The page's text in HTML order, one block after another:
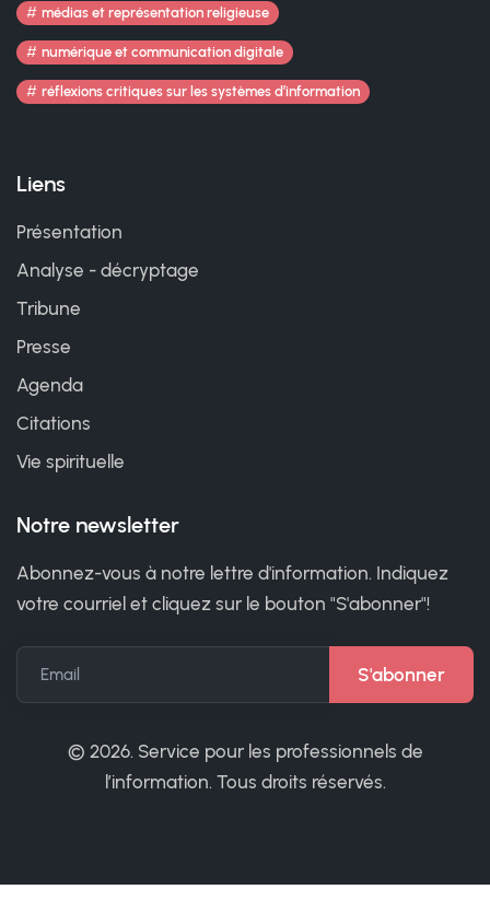
médias et représentation religieuse
numérique et communication digitale
réflexions critiques sur les systèmes d’information
Liens
Présentation
Analyse - décryptage
Tribune
Presse
Agenda
Citations
Vie spirituelle
Notre newsletter
Abonnez-vous à notre lettre d'information. Indiquez
votre courriel et cliquez sur le bouton "S'abonner"!
Email
© 2026. Service pour les professionnels de
l’information. Tous droits réservés.